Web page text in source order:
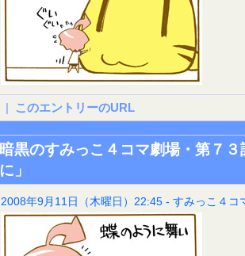
| このエントリーのURL
暗黒のすみっこ４コマ劇場・第７
に」
2008年9月11日（木曜日）22:45 - すみっこ４コ